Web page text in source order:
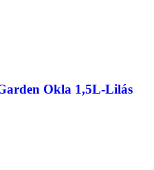
Okla 1,5L-Lilás